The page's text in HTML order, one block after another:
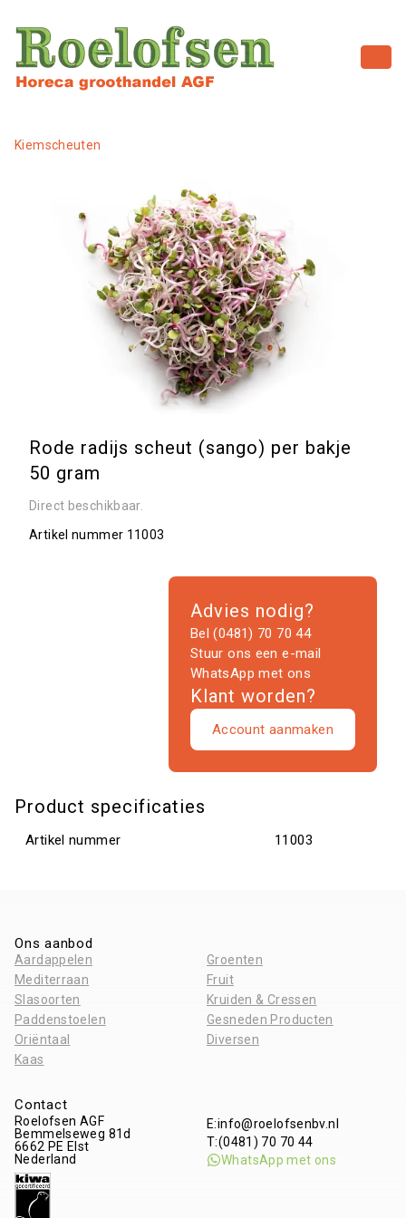
Kiemscheuten
Rode radijs scheut (sango) per bakje
50 gram
Direct beschikbaar.
Artikel nummer 11003
Advies nodig?
Bel (0481) 70 70 44
Stuur ons een e-mail
WhatsApp met ons
Klant worden?
Account aanmaken
Product specificaties
Artikel nummer 11003
Ons aanbod
Aardappelen
Groenten
Mediterraan
Fruit
Slasoorten
Kruiden & Cressen
Paddenstoelen
Gesneden Producten
Oriëntaal
Diversen
Kaas
Contact
Roelofsen AGF
Bemmelseweg 81d
6662 PEElst
Nederland
E:info@roelofsenbv.nl
T:(0481) 70 70 44
WhatsApp met ons